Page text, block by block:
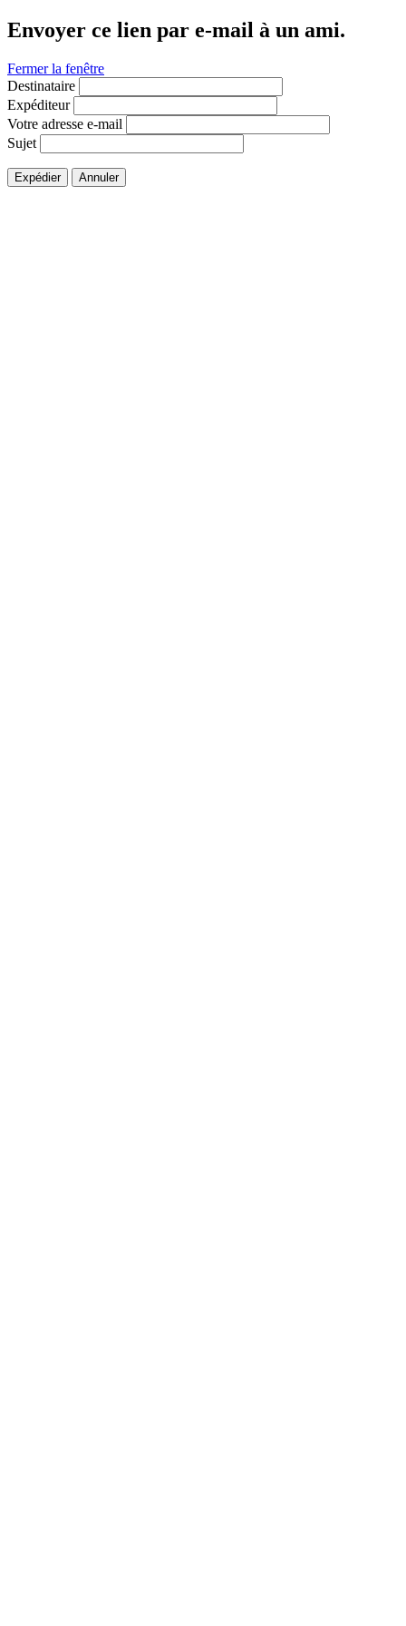
Envoyer ce lien par e-mail à un ami.
Fermer la fenêtre
Destinataire
Expéditeur
Votre adresse e-mail
Sujet
Expédier Annuler